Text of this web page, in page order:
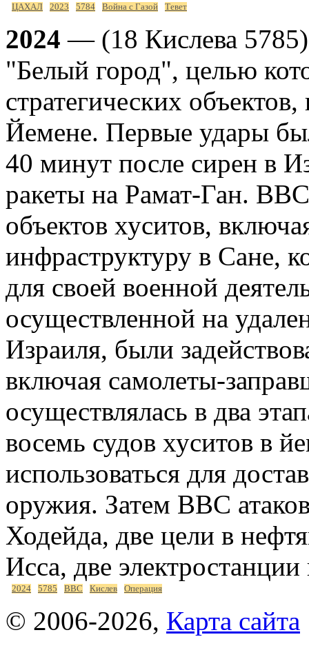
ЦАХАЛ 2023 5784 Война с Газой Тевет
2024 — (18 Кислева 5785)
"Белый город", целью
стратегических
Йемене. Первые удары
40 минут после сирен в
ракеты на Рамат-Ган.
объектов хуситов,
инфраструктуру в Сане,
для своей военной
осуществленной на
Израиля, были
включая самолеты-
осуществлялась в два
восемь судов хуситов в
использоваться для
оружия. Затем ВВС
Ходейда, две цели в
Исса, две
2024 5785 ВВС Кислев Операция
© 2006-2026, Карта сайта